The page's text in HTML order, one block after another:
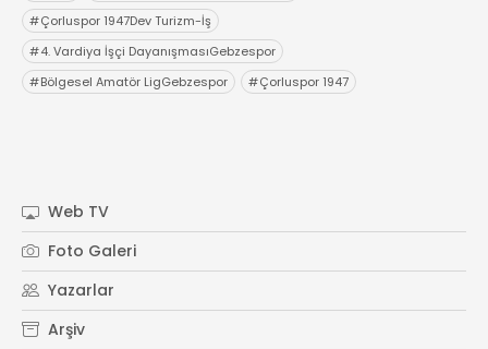
#Çorluspor 1947Dev Turizm-İş
#4. Vardiya İşçi DayanışmasıGebzespor
#Bölgesel Amatör LigGebzespor #Çorluspor 1947
Web TV
Foto Galeri
Yazarlar
Arşiv